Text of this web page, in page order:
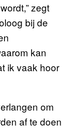
zegt
bij de
kan
ik vaak hoor
om
af te doen